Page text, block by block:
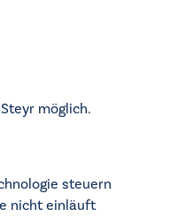
möglich.
steuern
nicht einläuft